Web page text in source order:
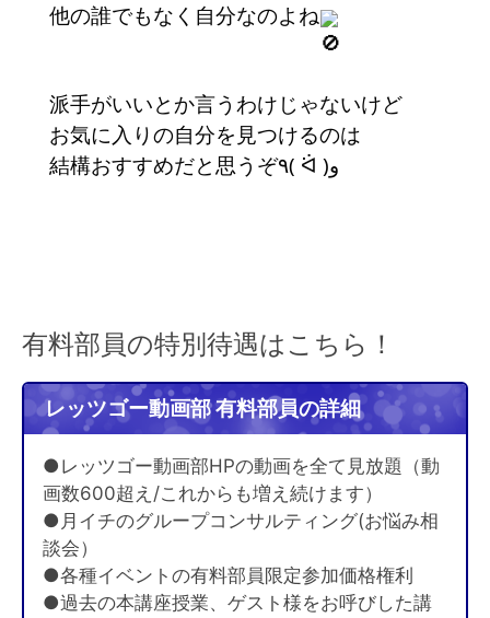
他の誰でもなく自分なのよね
派手がいいとか言うわけじゃないけど
お気に入りの自分を見つけるのは
結構おすすめだと思うぞ٩( ᐛ )و
有料部員の特別待遇はこちら！
レッツゴー動画部 有料部員の詳細
●レッツゴー動画部HPの動画を全て見放題（動
画数600超え/これからも増え続けます）
●月イチのグループコンサルティング(お悩み相
談会）
●各種イベントの有料部員限定参加価格権利
●過去の本講座授業、ゲスト様をお呼びした講